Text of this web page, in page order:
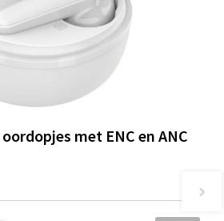
met ENC en ANC